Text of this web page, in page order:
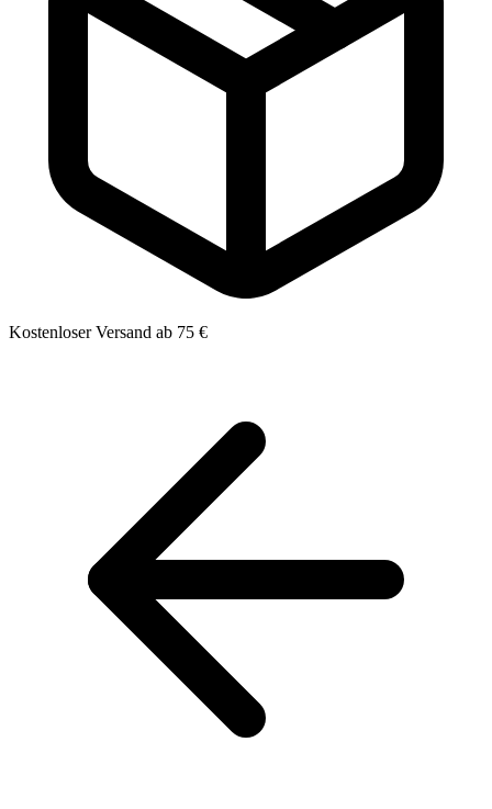
Kostenloser Versand ab 75 €